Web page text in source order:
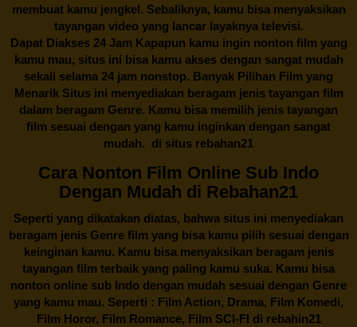
membuat kamu jengkel. Sebaliknya, kamu bisa menyaksikan
tayangan video yang lancar layaknya televisi.
Dapat Diakses 24 Jam Kapapun kamu ingin nonton film yang
kamu mau, situs ini bisa kamu akses dengan sangat mudah
sekali selama 24 jam nonstop. Banyak Pilihan Film yang
Menarik Situs ini menyediakan beragam jenis tayangan film
dalam beragam Genre. Kamu bisa memilih jenis tayangan
film sesuai dengan yang kamu inginkan dengan sangat
mudah. di situs rebahan21
Cara Nonton Film Online Sub Indo
Dengan Mudah di Rebahan21
Seperti yang dikatakan diatas, bahwa situs ini menyediakan
beragam jenis Genre film yang bisa kamu pilih sesuai dengan
keinginan kamu. Kamu bisa menyaksikan beragam jenis
tayangan film terbaik yang paling kamu suka. Kamu bisa
nonton online sub Indo dengan mudah sesuai dengan Genre
yang kamu mau. Seperti : Film Action, Drama, Film Komedi,
Film Horor, Film Romance, Film SCI-FI di rebahin21